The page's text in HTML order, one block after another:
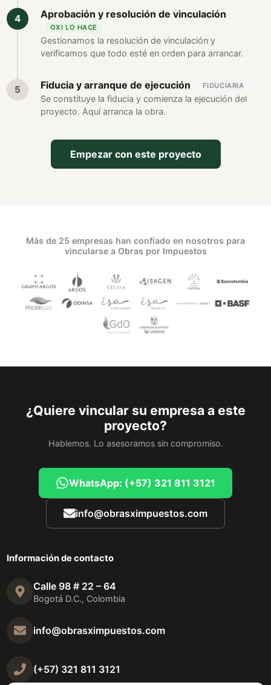
Aprobación y resolución de vinculación
OXI LO HACE
Gestionamos la resolución de vinculación y
verificamos que todo esté en orden para arrancar.
Fiducia y arranque de ejecución FIDUCIARIA
Se constituye la fiducia y comienza la ejecución del
proyecto. Aquí arranca la obra.
Empezar con este proyecto
Más de 25 empresas han confiado en nosotros para
vincularse a Obras por Impuestos
¿Quiere vincular su empresa a este
proyecto?
Hablemos. Lo asesoramos sin compromiso.
WhatsApp: (+57) 321 811 3121
info@obrasximpuestos.com
Información de contacto
Calle 98 # 22 – 64
Bogotá D.C., Colombia
info@obrasximpuestos.com
(+57) 321 811 3121